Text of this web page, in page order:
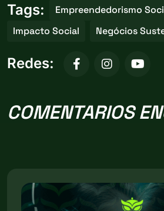
Tags:
Empreendedorismo
Impacto Social
Negócios
Redes:
COMENTARIOS